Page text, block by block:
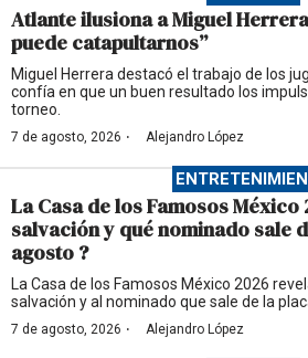
Atlante ilusiona a Miguel
puede catapultarnos”
Miguel Herrera destacó el trabajo de los
confía en que un buen resultado los
torneo.
7 de agosto, 2026 · Alejandro López
La Casa de los Famosos
salvación y qué nominado sale
agosto ?
La Casa de los Famosos México 2026
salvación y al nominado que sale de la
7 de agosto, 2026 · Alejandro López